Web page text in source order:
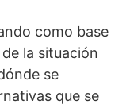
como base
la situación
se
que se